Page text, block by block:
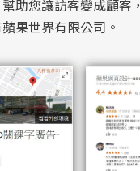
助您讓訪客變成顧客，
果世界有限公司。